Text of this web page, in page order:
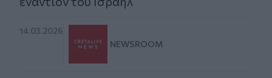
14.03.2026
NEWSROOM